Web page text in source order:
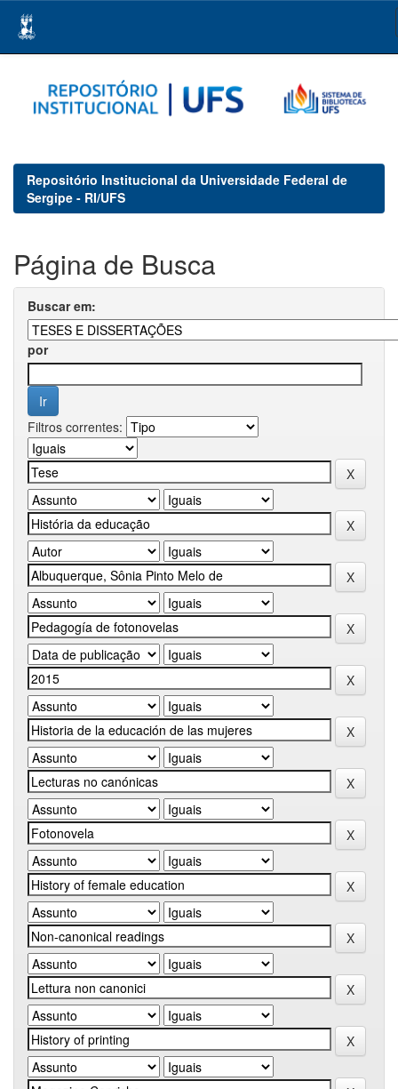
navigation
Repositório Institucional da Universidade Federal de
Sergipe - RI/UFS
Página de Busca
Buscar em:
por
Filtros correntes: